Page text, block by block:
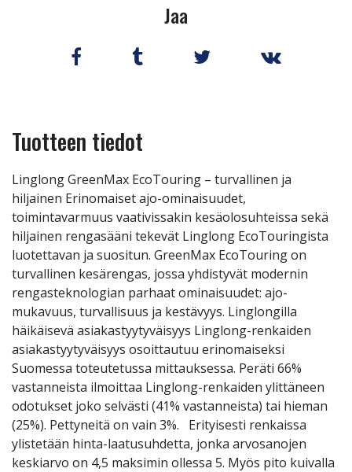
Jaa
Tuotteen tiedot
Linglong GreenMax EcoTouring – turvallinen ja
hiljainen Erinomaiset ajo-ominaisuudet,
toimintavarmuus vaativissakin kesäolosuhteissa sekä
hiljainen rengasääni tekevät Linglong EcoTouringista
luotettavan ja suositun. GreenMax EcoTouring on
turvallinen kesärengas, jossa yhdistyvät modernin
rengasteknologian parhaat ominaisuudet: ajo-
mukavuus, turvallisuus ja kestävyys. Linglongilla
häikäisevä asiakastyytyväisyys Linglong-renkaiden
asiakastyytyväisyys osoittautuu erinomaiseksi
Suomessa toteutetussa mittauksessa. Peräti 66%
vastanneista ilmoittaa Linglong-renkaiden ylittäneen
odotukset joko selvästi (41% vastanneista) tai hieman
(25%). Pettyneitä on vain 3%. Erityisesti renkaissa
ylistetään hinta-laatusuhdetta, jonka arvosanojen
keskiarvo on 4,5 maksimin ollessa 5. Myös pito kuivalla